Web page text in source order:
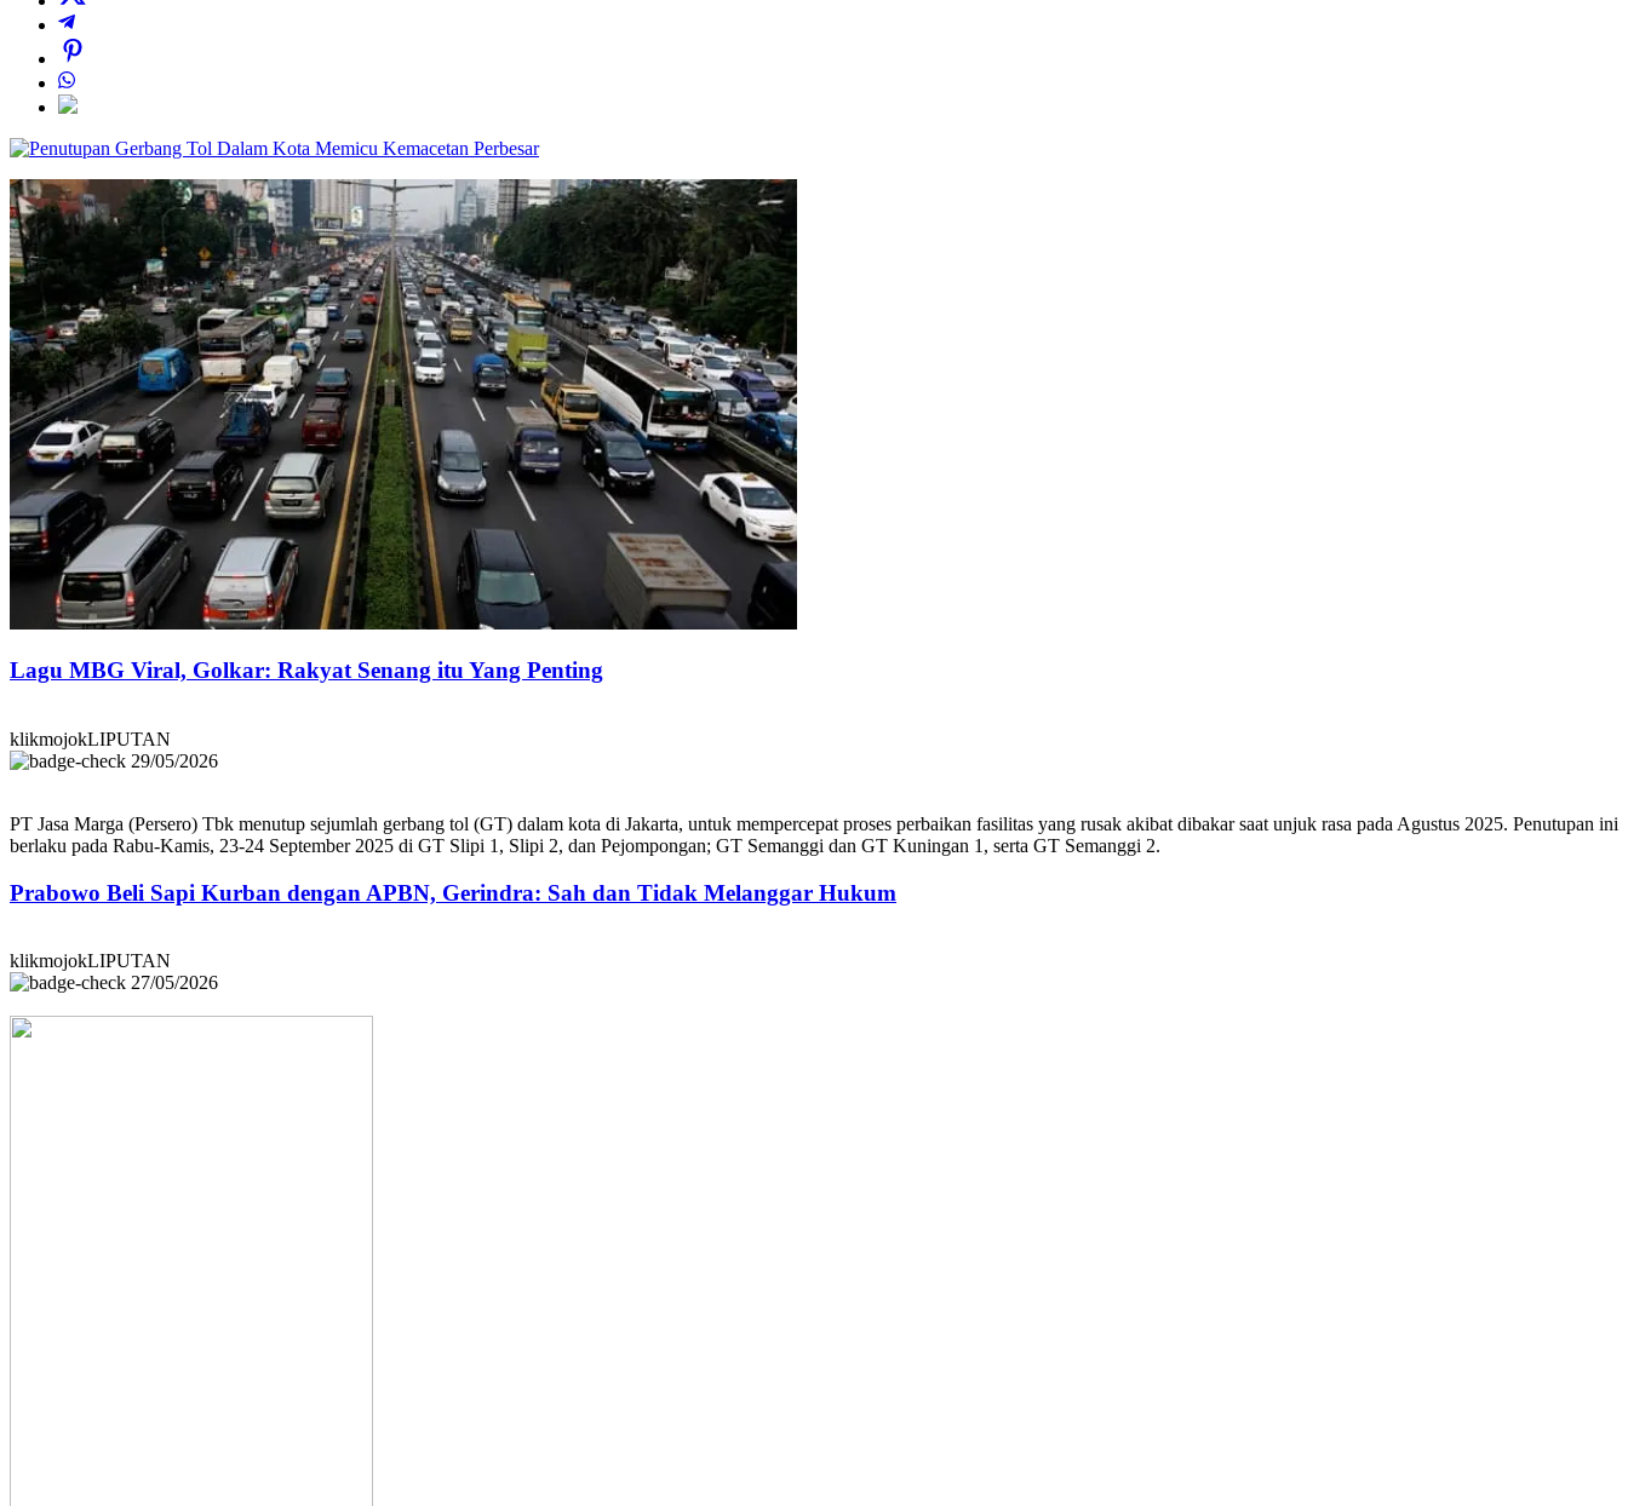
Perbesar
Lagu MBG Viral, Golkar: Rakyat Senang itu Yang Penting
klikmojokLIPUTAN
29/05/2026
PT Jasa Marga (Persero) Tbk menutup sejumlah gerbang tol (GT) dalam kota di Jakarta, untuk mempercepat proses perbaikan fasilitas yang rusak akibat dibakar saat unjuk rasa pada Agustus 2025. Penutupan ini
berlaku pada Rabu-Kamis, 23-24 September 2025 di GT Slipi 1, Slipi 2, dan Pejompongan; GT Semanggi dan GT Kuningan 1, serta GT Semanggi 2.
Prabowo Beli Sapi Kurban dengan APBN, Gerindra: Sah dan Tidak Melanggar Hukum
klikmojokLIPUTAN
27/05/2026